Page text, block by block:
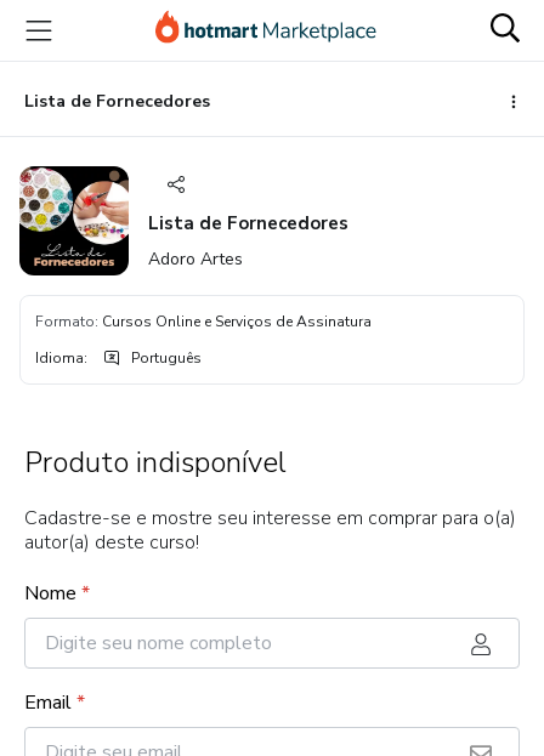
para
conteúdo
principal
para
pagamento
para
rodapé
Lista de Fornecedores
Lista de Fornecedores
Adoro Artes
Formato: Cursos Online e Serviços de Assinatura
Idioma: Português
Produto indisponível
Cadastre-se e mostre seu interesse em comprar para o(a)
autor(a) deste curso!
Nome *
Email*